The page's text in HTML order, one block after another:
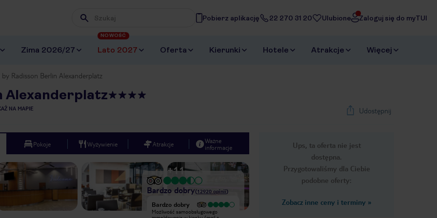
Wpisz frazę, której szukasz
Pobierz aplikację 22 270 31 20 Ulubione Zaloguj się do myTUI
Zima 2026/27 Lato 2027
NOWOŚĆ
Oferta Kierunki Hotele Atrakcje Więcej
Radisson Berlin Alexanderplatz
Alexanderplatz
NA MAPIE Udostępnij
Ups, ta oferta nie jest
dostępna.
Przygotowaliśmy dla Ciebie
podobne oferty:
Zobacz inne ceny i terminy »
Pokoje Wyżywienie Atrakcje
Ważne
informacje
Next slide
1/17
+11
Bardzo dobry(12920 opinii)
Niegdyś duma
Bardzo dobry
Możliwość samoobsługowego
Wyjątkowy